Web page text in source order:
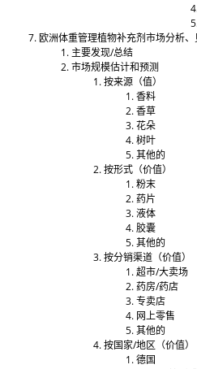
欧洲体重管理植物补充剂市场分析
主要发现/总结
市场规模估计和预测
按来源（值）
香料
香草
花朵
树叶
其他的
按形式（价值）
粉末
药片
液体
胶囊
其他的
按分销渠道（价值）
超市/大卖场
药房/药店
专卖店
网上零售
其他的
按国家/地区（价值）
德国